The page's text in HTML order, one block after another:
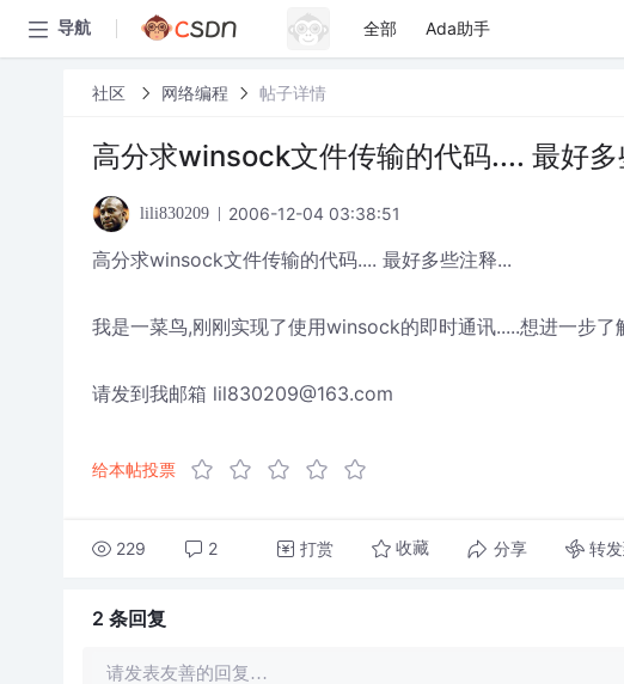
导航 全部 Ada助手
社区 网络编程 帖子详情
高分求winsock文件传输的代码.... 最好
lili830209 2006-12-04 03:38:51
高分求winsock文件传输的代码.... 最好多些注释...
我是一菜鸟,刚刚实现了使用winsock的即时通讯.....想进一步
请发到我邮箱 lil830209@163.com
给本帖投票
229 2 打赏 收藏 分享 转
2 条回复
请发表友善的回复…